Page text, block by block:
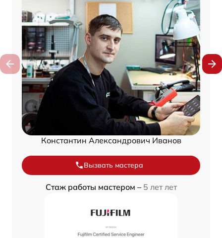
Константин Александрович Иванов
Вызвать мастера
Стаж работы мастером – 5 лет лет